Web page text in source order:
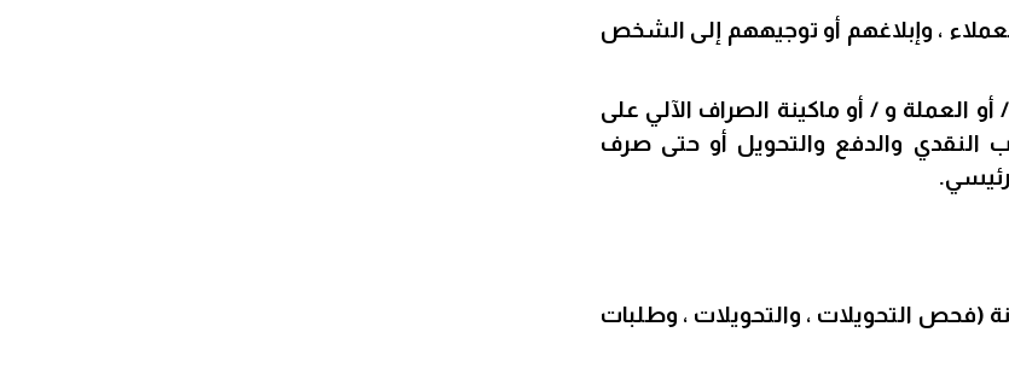
، وإبلاغهم أو توجيههم إلى الشخص
و / أو ماكينة الصراف الآلي على
النقدي والدفع والتحويل أو حتى صرف
(فحص التحويلات ، والتحويلات ، وطلبات